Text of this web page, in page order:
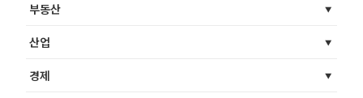
부동산
산업
경제